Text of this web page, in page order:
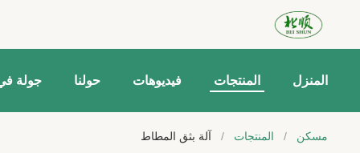
المنزل المنتجات فيديوهات حولنا جولة
مسكن / المنتجات / آلة بثق المطاط